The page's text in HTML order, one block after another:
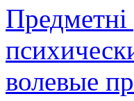
волевые